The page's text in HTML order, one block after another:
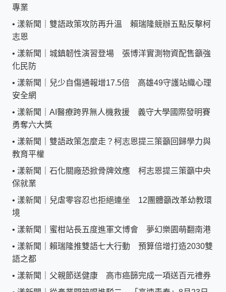
專業
• 漾新聞｜雙語政策攻防再升溫 賴瑞隆競辦五點反擊柯
志恩
• 漾新聞｜城鎮韌性演習登場 張博洋實測物資配售籲強
化民防
• 漾新聞｜兒少自傷通報增17.5倍 高雄49守護站織心理
安全網
• 漾新聞｜AI醫療跨界無人機救援 義守大學國際發明賽
勇奪六大獎
• 漾新聞｜雙語政策怎麼走？柯志恩提三策籲回歸學力與
教育平權
• 漾新聞｜石化關廠恐掀骨牌效應 柯志恩提三策籲中央
保就業
• 漾新聞｜兒虐零容忍也拒絕連坐 12團體籲改革幼教環
境
• 漾新聞｜蜜柑站長五度進軍文博會 夢幻樂園萌翻南港
• 漾新聞｜賴瑞隆推雙語七大行動 預算倍增打造2030雙
語之都
• 漾新聞｜父親節送健康 高市癌篩完成一項送百元禮券